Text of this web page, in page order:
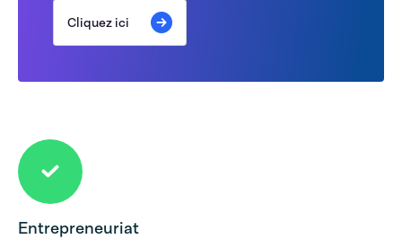
Cliquez ici
Entrepreneuriat